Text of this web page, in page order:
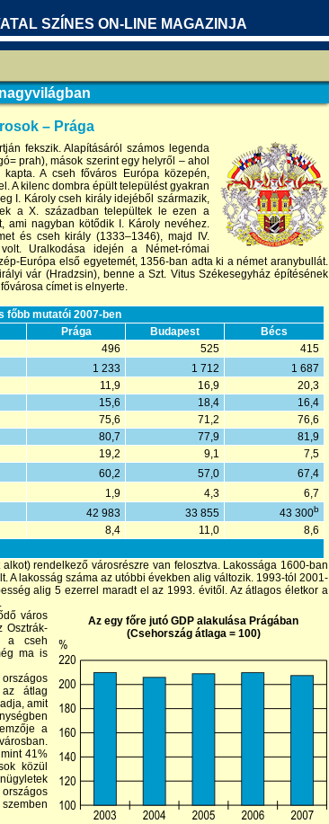
SZÍNES ON-LINE MAGAZINJA
– Prága
fekszik. Alapításáról számos legenda
prah), mások szerint egy helyről – ahol
A cseh főváros Európa közepén,
A kilenc dombra épült települést gyakran
I. Károly cseh király idejéből származik,
a X. században települtek le ezen a
ami nagyban kötődik I. Károly nevéhez.
és cseh király (1333–1346), majd IV.
Uralkodása idején a Német-római
Európa első egyetemét, 1356-ban adta ki a német aranybullát.
vár (Hradzsin), benne a Szt. Vitus Székesegyház építésének
címet is elnyerte.
főbb mutatói 2007-ben
Prága
Budapest Bécs
496 525
415
1 233 1 712
1 687
11,9 16,9
20,3
15,6 18,4
16,4
75,6 71,2
76,6
80,7 77,9
81,9
19,2 9,1
7,5
60,2 57,0
67,4
1,9 4,3
6,7
42 983 33 855 43 300b
8,4 11,0 8,6
rendelkező városrészre van felosztva. Lakossága 1600-ban
A lakosság száma az utóbbi években alig változik. 1993-tól 2001-
alig 5 ezerrel maradt el az 1993. évitől. Az átlagos életkor a
Az egy főre jutó GDP alakulása Prágában
(Csehország átlaga = 100)
város
Osztrák-
a cseh
ma is
átlag
amit
a
41%
közül